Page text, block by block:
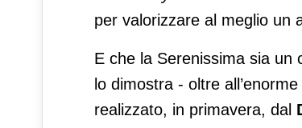
per valorizzare al meglio un
E che la Serenissima sia un
lo dimostra - oltre
realizzato, in primavera, dal